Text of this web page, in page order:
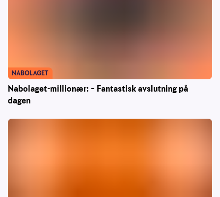
Nabolaget-millionær: – Fantastisk avslutning på
dagen
NABOLAGET